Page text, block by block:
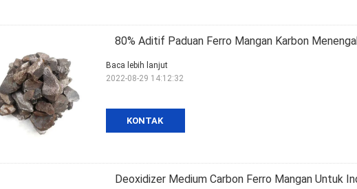
80% Aditif Paduan Ferro Mangan Karbon
KONTAK
Baca lebih lanjut
2022-08-29 14:12:32
Deoxidizer Medium Carbon Ferro Mangan Untuk